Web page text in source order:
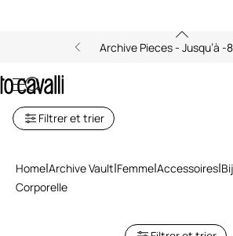
Archive Pieces - Jusqu’à -
Chaîne Corporelle
Filtrer et trier
Home Archive Vault Femme Accessoires
Corporelle